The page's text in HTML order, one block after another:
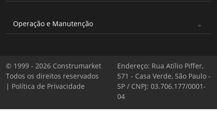
Operação e Manutenção
© 1999 - 2026 Construmarket
Todos os direitos reservados
| Política de Privacidade
Endereço: Rua Atílio Piffer,
571 - Casa Verde, São Paulo -
SP / CNPJ: 03.706.177/0001-
04